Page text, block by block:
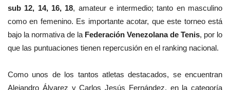
sub 12, 14, 16, 18, amateur e intermedio; tanto en masculino
como en femenino. Es importante acotar, que este torneo está
bajo la normativa de la Federación Venezolana de Tenis, por lo
que las puntuaciones tienen repercusión en el ranking nacional.
Como unos de los tantos atletas destacados, se encuentran
Alejandro Álvarez y Carlos Jesús Fernández, en la categoría